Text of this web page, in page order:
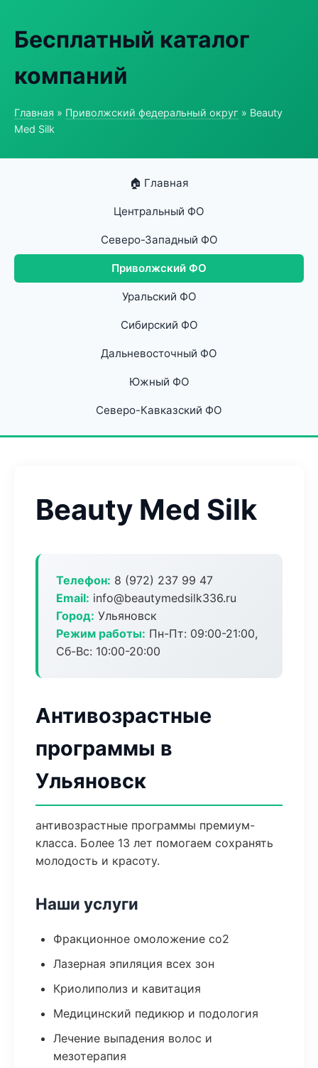
Бесплатный каталог
компаний
Главная » Приволжский федеральный округ » Beauty
Med Silk
🏠 Главная
Центральный ФО
Северо-Западный ФО
Приволжский ФО
Уральский ФО
Сибирский ФО
Дальневосточный ФО
Южный ФО
Северо-Кавказский ФО
Beauty Med Silk
Телефон: 8 (972) 237 99 47
Email: info@beautymedsilk336.ru
Город: Ульяновск
Режим работы: Пн-Пт: 09:00-21:00,
Сб-Вс: 10:00-20:00
Антивозрастные
программы в
Ульяновск
антивозрастные программы премиум-
класса. Более 13 лет помогаем сохранять
молодость и красоту.
Наши услуги
Фракционное омоложение co2
Лазерная эпиляция всех зон
Криолиполиз и кавитация
Медицинский педикюр и подология
Лечение выпадения волос и
мезотерапия